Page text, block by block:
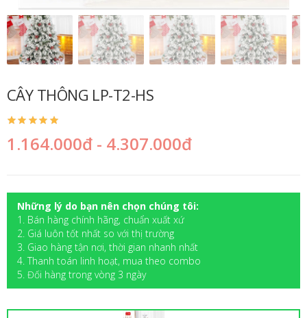
CÂY THÔNG LP-T2-HS
1.164.000đ - 4.307.000đ
Những lý do bạn nên chọn chúng tôi:
1. Bán hàng chính hãng, chuẩn xuất xứ
2. Giá luôn tốt nhất so với thị trường
3. Giao hàng tận nơi, thời gian nhanh nhất
4. Thanh toán linh hoạt, mua theo combo
5. Đối hàng trong vòng 3 ngày